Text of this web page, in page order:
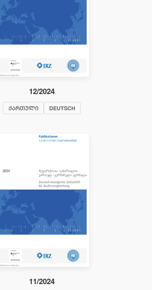
12/2024
ᲥᲐᲠᲗᲣᲚᲘ DEUTSCH
11/2024